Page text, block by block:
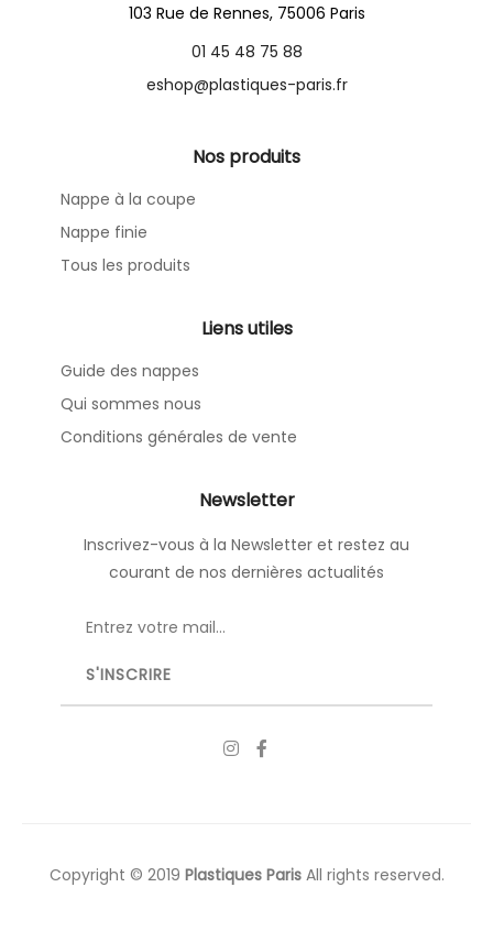
103 Rue de Rennes, 75006 Paris
01 45 48 75 88
eshop@plastiques-paris.fr
Nos produits
Nappe à la coupe
Nappe finie
Tous les produits
Liens utiles
Guide des nappes
Qui sommes nous
Conditions générales de vente
Newsletter
Inscrivez-vous à la Newsletter et restez au
courant de nos dernières actualités
Copyright © 2019 Plastiques ParisAll rights reserved.